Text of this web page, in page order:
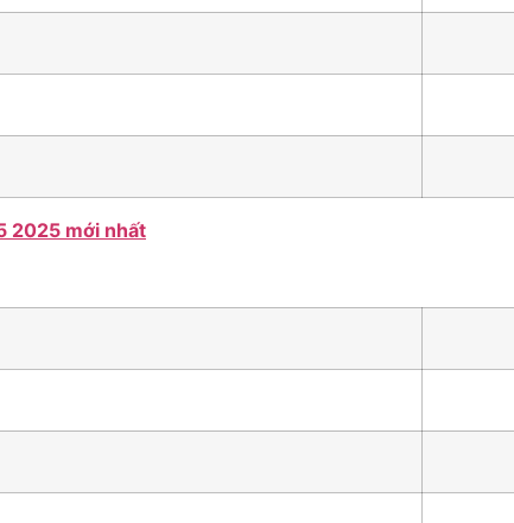
2025 mới nhất